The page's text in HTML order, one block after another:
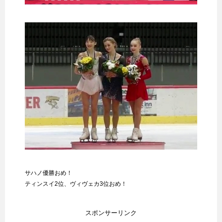
サハノ優勝おめ！
ティンスイ2位、ヴィヴェカ3位おめ！
スポンサーリンク